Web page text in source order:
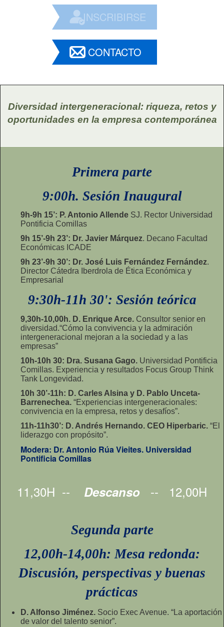
INSCRIBIRSE
CONTACTO
Diversidad intergeneracional: riqueza, retos y
oportunidades en la empresa contemporánea
Primera parte
9:00h. Sesión Inaugural
9h-9h 15’: P. Antonio Allende SJ. Rector Universidad
Pontificia Comillas
9h 15’-9h 23’: Dr. Javier Márquez. Decano Facultad
Económicas ICADE
9h 23’-9h 30’: Dr. José Luis Fernández Fernández.
Director Cátedra Iberdrola de Ética Económica y
Empresarial
9:30h-11h 30': Sesión teórica
9,30h-10,00h. D. Enrique Arce. Consultor senior en
diversidad.“Cómo la convivencia y la admiración
intergeneracional mejoran a la sociedad y a las
empresas”
10h-10h 30: Dra. Susana Gago. Universidad Pontificia
Comillas. Experiencia y resultados Focus Group Think
Tank Longevidad.
10h 30’-11h: D. Carles Alsina y D. Pablo Unceta-
Barrenechea. “Experiencias intergeneracionales:
convivencia en la empresa, retos y desafíos”.
11h-11h30’: D. Andrés Hernando. CEO Hiperbaric. “El
liderazgo con propósito”.
Modera: Dr. Antonio Rúa Vieites. Universidad
Pontificia Comillas
11,30H -- Descanso -- 12,00H
Segunda parte
12,00h-14,00h: Mesa redonda:
Discusión, perspectivas y buenas
prácticas
D. Alfonso Jiménez. Socio Exec Avenue. “La aportación
de valor del talento senior”.